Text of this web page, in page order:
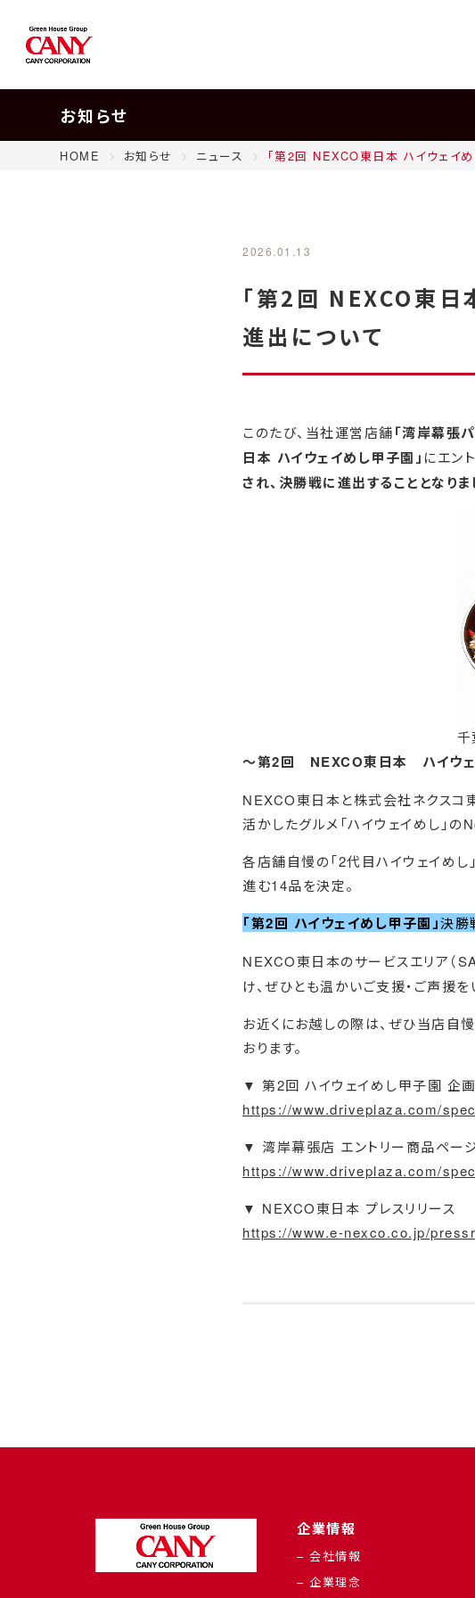
お知らせ
HOME お知らせ ニュース 「第2回 NEXCO東日本 ハイウェイ
2026.01.13
「第2回 NEXCO東日
進出について
このたび、当社運営店舗「湾岸幕張
日本 ハイウェイめし甲子園」 にエン
され、決勝戦に進出することとなりま
千
～第2回 NEXCO東日本 ハイウェ
NEXCO東日本と株式会社ネクスコ
活かしたグルメ「ハイウェイめし」の
各店舗自慢の「2代目ハイウェイめ
進む14品を決定。
「第2回 ハイウェイめし甲子園」決勝
NEXCO東日本のサービスエリア（
け、ぜひとも温かいご支援・ご声援
お近くにお越しの際は、ぜひ当店自
おります。
▼ 第2回 ハイウェイめし甲子園 企画
https://www.driveplaza.com/
▼ 湾岸幕張店 エントリー商品ページ
https://www.driveplaza.com/
▼ NEXCO東日本 プレスリリース
https://www.e-nexco.co.jp/
企業情報
– 会社情報
– 企業理念